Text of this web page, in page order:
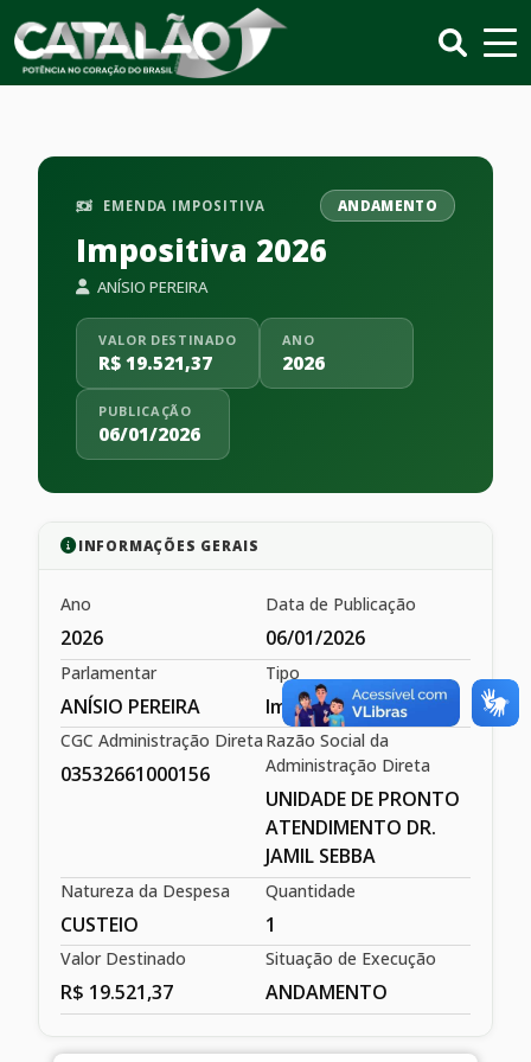
EMENDA IMPOSITIVA ANDAMENTO
Impositiva 2026
ANÍSIO PEREIRA
VALOR DESTINADO
R$ 19.521,37
ANO
2026
PUBLICAÇÃO
06/01/2026
INFORMAÇÕES GERAIS
Ano
2026
Data de Publicação
06/01/2026
Parlamentar
ANÍSIO PEREIRA
Tipo
Impositiva
CGC Administração Direta
03532661000156
Razão Social da
Administração Direta
UNIDADE DE PRONTO
ATENDIMENTO DR.
JAMIL SEBBA
Natureza da Despesa
CUSTEIO
Quantidade
1
Valor Destinado
R$ 19.521,37
Situação de Execução
ANDAMENTO